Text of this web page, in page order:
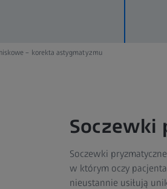
– korekta astygmatyzmu
Soczewki
Soczewki
w którym oczy
nieustannie usiłują